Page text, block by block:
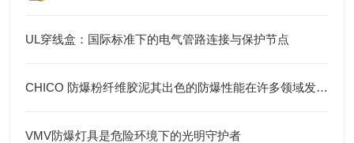
UL穿线盒：国际标准下的电气管路连接与保护节点
CHICO 防爆粉纤维胶泥其出色的防爆性能在许多领域发挥着重要的作用
VMV防爆灯具是危险环境下的光明守护者